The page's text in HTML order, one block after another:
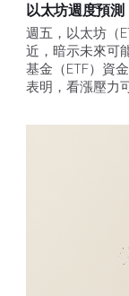
以太坊週度預
週五，以太坊（
近，暗示未來可
基金（ETF）資
表明，看漲壓力